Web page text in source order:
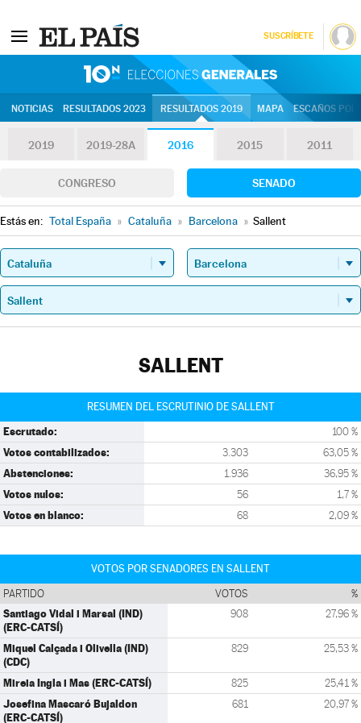
SUSCRÍBETE
NOTICIAS RESULTADOS 2023 RESULTADOS 2019 MAPA ESCAÑOS
2019 2019-28A 2016 2015 2011
CONGRESO SENADO
Estás en: Total España » Cataluña » Barcelona » Sallent
SALLENT
RESUMEN DEL ESCRUTINIO DE SALLENT
Escrutado: 100 %
Votos contabilizados: 3.303 63,05 %
Abstenciones: 1.936 36,95 %
Votos nulos: 56 1,7 %
Votos en blanco: 68 2,09 %
VOTOS POR SENADORES EN SALLENT
PARTIDO VOTOS %
Santiago Vidal i Marsal (IND)
(ERC-CATSÍ)
908 27,96 %
Miquel Calçada i Olivella (IND)
(CDC)
829 25,53 %
Mireia Ingla i Mas (ERC-CATSÍ) 825 25,41 %
Josefina Mascaró Bujaldon
(ERC-CATSÍ)
681 20,97 %